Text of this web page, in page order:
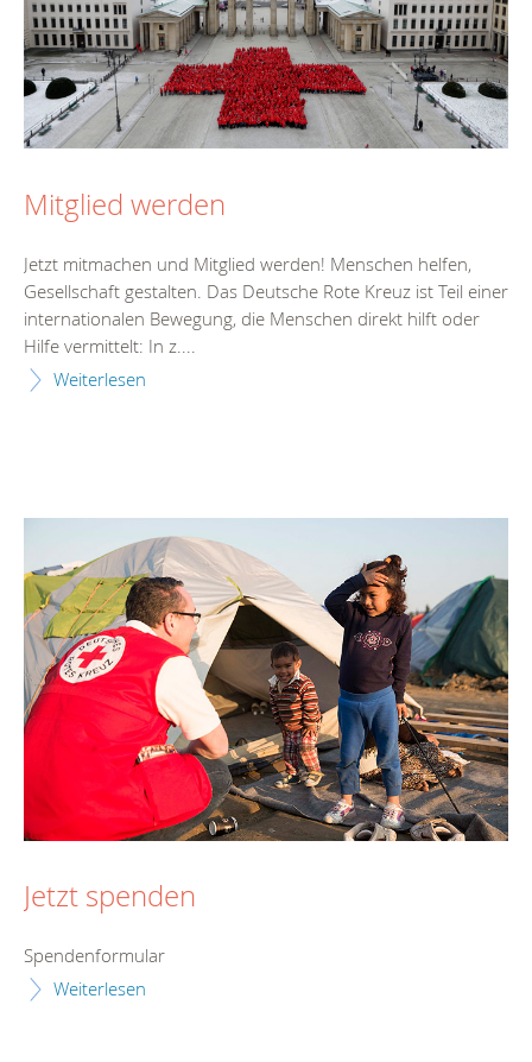
Mitglied werden
Jetzt mitmachen und Mitglied werden! Menschen helfen,
Gesellschaft gestalten. Das Deutsche Rote Kreuz ist Teil einer
internationalen Bewegung, die Menschen direkt hilft oder
Hilfe vermittelt: In z....
Weiterlesen
Jetzt spenden
Spendenformular
Weiterlesen